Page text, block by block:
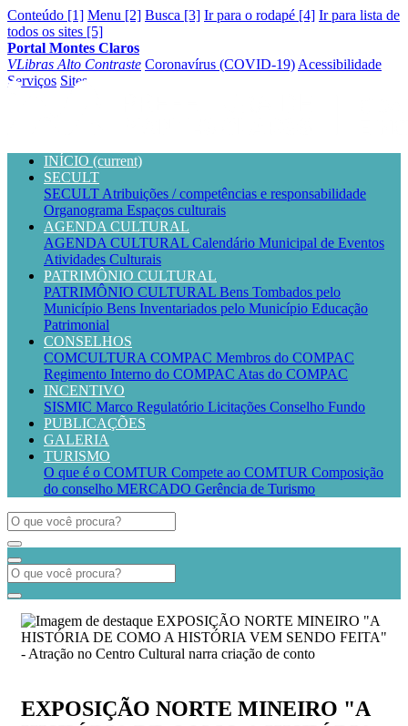
Conteúdo [1] Menu [2] Busca [3] Ir para o rodapé [4] Ir para lista de
todos os sites [5]
Portal Montes Claros
VLibras Alto Contraste Coronavírus (COVID-19) Acessibilidade
Serviços Sites
INÍCIO (current)
SECULT
SECULT Atribuições / competências e responsabilidade
Organograma Espaços culturais
AGENDA CULTURAL
AGENDA CULTURAL Calendário Municipal de Eventos
Atividades Culturais
PATRIMÔNIO CULTURAL
PATRIMÔNIO CULTURAL Bens Tombados pelo
Município Bens Inventariados pelo Município Educação
Patrimonial
CONSELHOS
COMCULTURA COMPAC Membros do COMPAC
Regimento Interno do COMPAC Atas do COMPAC
INCENTIVO
SISMIC Marco Regulatório Licitações Conselho Fundo
PUBLICAÇÕES
GALERIA
TURISMO
O que é o COMTUR Compete ao COMTUR Composição
do conselho MERCADO Gerência de Turismo
EXPOSIÇÃO NORTE MINEIRO "A